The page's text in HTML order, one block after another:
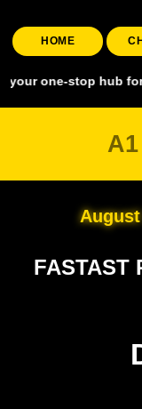
HOME
hub for accurate
August
FASTAST